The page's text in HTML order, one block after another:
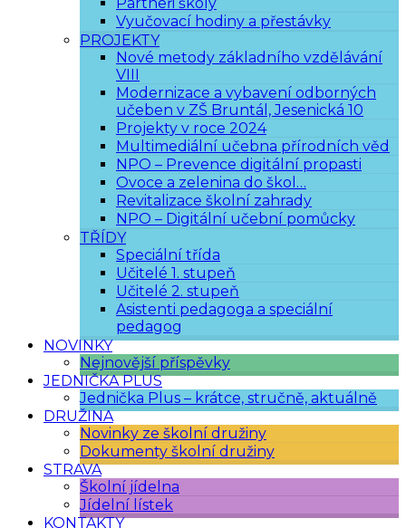
Vyučovací hodiny a přestávky
PROJEKTY
Nové metody základního vzdělávání
VIII
Modernizace a vybavení odborných
učeben v ZŠ Bruntál, Jesenická 10
Projekty v roce 2024
Multimediální učebna přírodních věd
NPO – Prevence digitální propasti
Ovoce a zelenina do škol…
Revitalizace školní zahrady
NPO – Digitální učební pomůcky
TŘÍDY
Speciální třída
Učitelé 1. stupeň
Učitelé 2. stupeň
Asistenti pedagoga a speciální
pedagog
NOVINKY
Nejnovější příspěvky
JEDNIČKA PLUS
Jednička Plus – krátce, stručně, aktuálně
DRUŽINA
Novinky ze školní družiny
Dokumenty školní družiny
STRAVA
Školní jídelna
Jídelní lístek
KONTAKTY